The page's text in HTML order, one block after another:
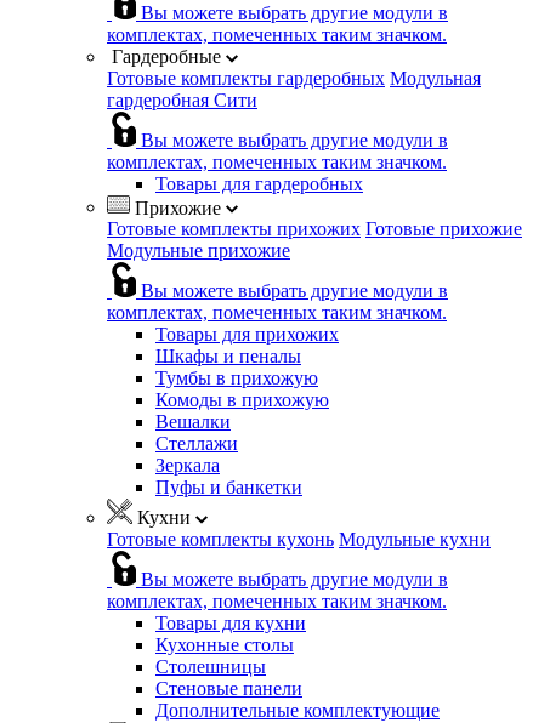
Вы можете выбрать другие модули в
комплектах, помеченных таким значком.
Гардеробные
Готовые комплекты гардеробных Модульная
гардеробная Сити
Вы можете выбрать другие модули в
комплектах, помеченных таким значком.
Товары для гардеробных
Прихожие
Готовые комплекты прихожих Готовые прихожие
Модульные прихожие
Вы можете выбрать другие модули в
комплектах, помеченных таким значком.
Товары для прихожих
Шкафы и пеналы
Тумбы в прихожую
Комоды в прихожую
Вешалки
Стеллажи
Зеркала
Пуфы и банкетки
Кухни
Готовые комплекты кухонь Модульные кухни
Вы можете выбрать другие модули в
комплектах, помеченных таким значком.
Товары для кухни
Кухонные столы
Столешницы
Стеновые панели
Дополнительные комплектующие